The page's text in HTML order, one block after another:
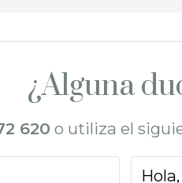
¿Alguna
620 o utiliza el